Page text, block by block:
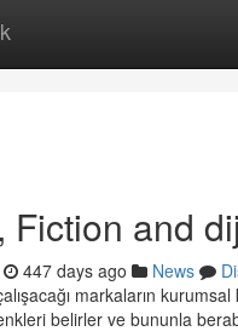
Fiction and
447 days ago News
markaların
belirler ve bununla